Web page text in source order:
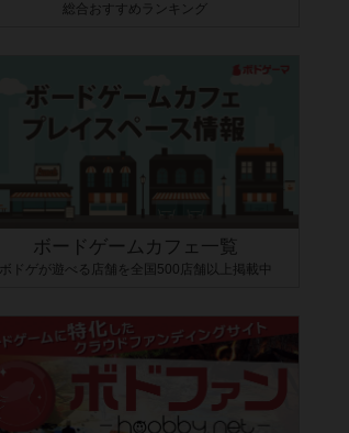
総合おすすめランキング
ボードゲームカフェ一覧
ボドゲが遊べる店舗を全国500店舗以上掲載中